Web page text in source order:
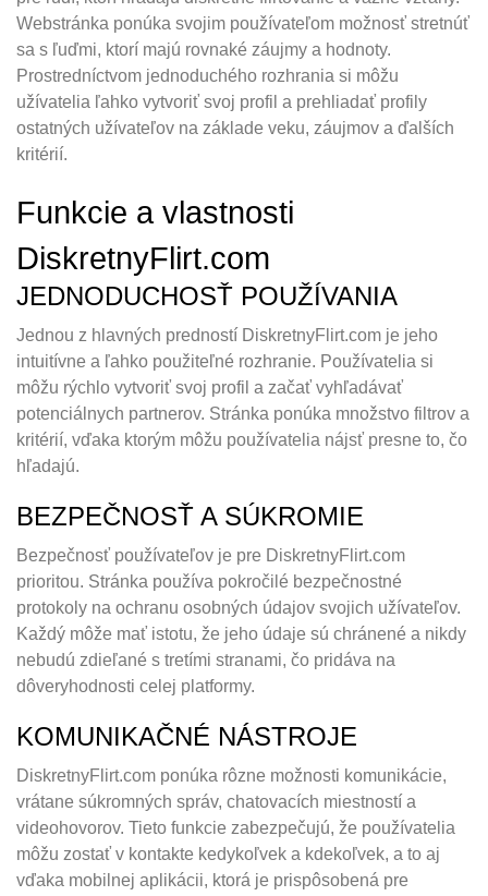
Webstránka ponúka svojim používateľom možnosť stretnúť
sa s ľuďmi, ktorí majú rovnaké záujmy a hodnoty.
Prostredníctvom jednoduchého rozhrania si môžu
užívatelia ľahko vytvoriť svoj profil a prehliadať profily
ostatných užívateľov na základe veku, záujmov a ďalších
kritérií.
Funkcie a vlastnosti
DiskretnyFlirt.com
JEDNODUCHOSŤ POUŽÍVANIA
Jednou z hlavných predností DiskretnyFlirt.com je jeho
intuitívne a ľahko použiteľné rozhranie. Používatelia si
môžu rýchlo vytvoriť svoj profil a začať vyhľadávať
potenciálnych partnerov. Stránka ponúka množstvo filtrov a
kritérií, vďaka ktorým môžu používatelia nájsť presne to, čo
hľadajú.
BEZPEČNOSŤ A SÚKROMIE
Bezpečnosť používateľov je pre DiskretnyFlirt.com
prioritou. Stránka používa pokročilé bezpečnostné
protokoly na ochranu osobných údajov svojich užívateľov.
Každý môže mať istotu, že jeho údaje sú chránené a nikdy
nebudú zdieľané s tretími stranami, čo pridáva na
dôveryhodnosti celej platformy.
KOMUNIKAČNÉ NÁSTROJE
DiskretnyFlirt.com ponúka rôzne možnosti komunikácie,
vrátane súkromných správ, chatovacích miestností a
videohovorov. Tieto funkcie zabezpečujú, že používatelia
môžu zostať v kontakte kedykoľvek a kdekoľvek, a to aj
vďaka mobilnej aplikácii, ktorá je prispôsobená pre